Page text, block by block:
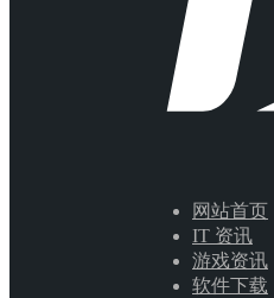
网站首页
IT 资讯
游戏资讯
软件下载